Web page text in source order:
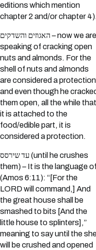
editions which mention
chapter 2 and/or chapter 4).
האגוזים והשדקים – now we are
speaking of cracking open
nuts and almonds. For the
shell of nuts and almonds
are considered a
and even though he
them open, all the while that
it is attached to the
food/edible part, it is
considered a protection.
עד שירסס (until he crushes
them) – It is the language of
(Amos 6:11): “[For the
LORD will command,] And
the great house shall be
smashed to bits [And the
little house to splinters],”
meaning to say until the
will be crushed and opened